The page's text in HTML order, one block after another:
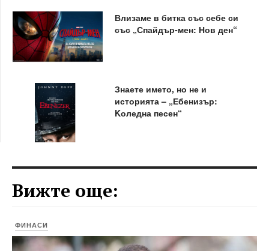
Влизаме в битка със себе си
със „Спайдър-мен: Нов ден“
Знаете името, но не и
историята – „Ебенизър:
Kоледна песен“
Вижте още:
ФИНАСИ